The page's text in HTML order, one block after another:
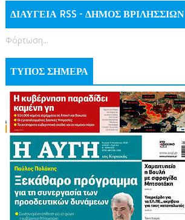
ΔΙΑΥΓΕΙΑ RSS - ΔΗΜΟΣ ΒΡΙΛΗΣΣΙΩΝ
Φόρτωση...
ΤΥΠΟΣ ΣΗΜΕΡΑ